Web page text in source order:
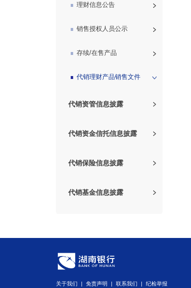
理财信息公告
销售授权人员公示
存续/在售产品
代销理财产品销售文件
代销资管信息披露
产品公告
代销资金信托信息披露
产品公告
代销保险信息披露
互联网保险信息披露服...
在销产品公示
网点合作保险公司名单
销售授权人员公示
代销基金信息披露
代理基金产品公示
关于我们 | 免责声明 | 联系我们 | 纪检举报